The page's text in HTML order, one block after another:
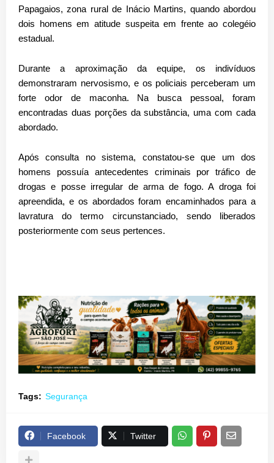
Papagaios, zona rural de Inácio Martins, quando abordou
dois homens em atitude suspeita em frente ao colegéio
estadual.
Durante a aproximação da equipe, os indivíduos
demonstraram nervosismo, e os policiais perceberam um
forte odor de maconha. Na busca pessoal, foram
encontradas duas porções da substância, uma com cada
abordado.
Após consulta no sistema, constatou-se que um dos
homens possuía antecedentes criminais por tráfico de
drogas e posse irregular de arma de fogo. A droga foi
apreendida, e os abordados foram encaminhados para a
lavratura do termo circunstanciado, sendo liberados
posteriormente com seus pertences.
Tags: Segurança
Facebook Twitter